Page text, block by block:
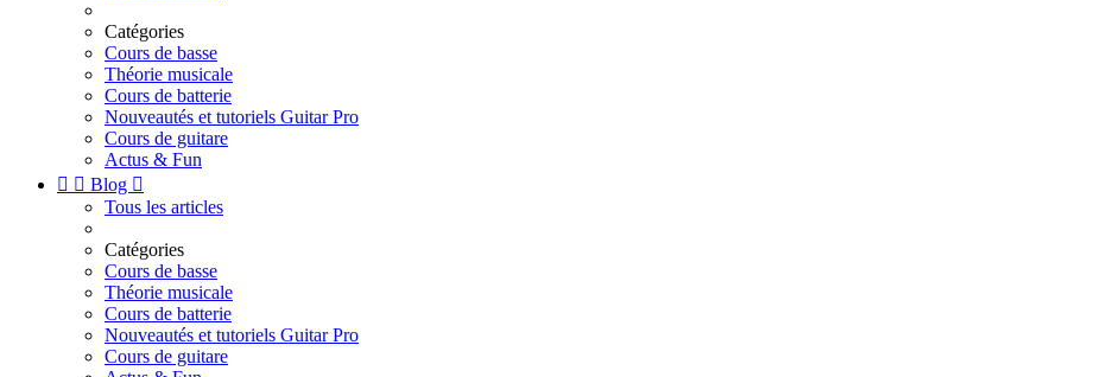
Catégories
Cours de basse
Théorie musicale
Cours de batterie
Nouveautés et tutoriels Guitar Pro
Cours de guitare
Actus & Fun
  Blog 
Tous les articles
Catégories
Cours de basse
Théorie musicale
Cours de batterie
Nouveautés et tutoriels Guitar Pro
Cours de guitare